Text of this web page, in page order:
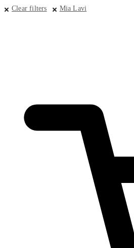
Clear filters Mia Lavi